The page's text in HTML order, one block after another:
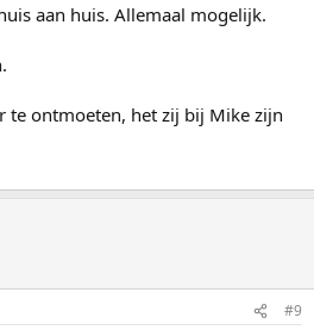
aan huis. Allemaal mogelijk.
te ontmoeten, het zij bij Mike zijn
#9